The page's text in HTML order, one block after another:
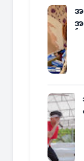
အ
အ